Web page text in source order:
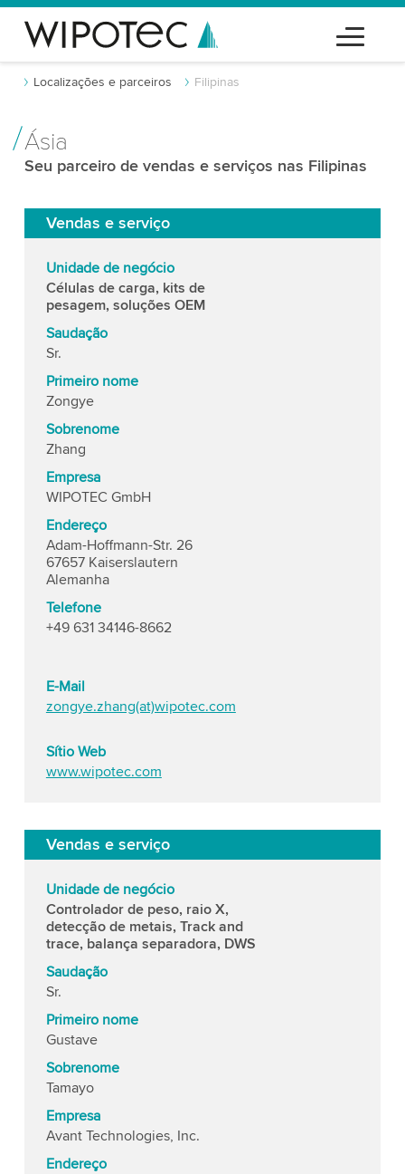
Localizações e parceiros Filipinas
Ásia
Seu parceiro de vendas e serviços nas Filipinas
Vendas e serviço
Unidade de negócio
Células de carga, kits de
pesagem, soluções OEM
Saudação
Sr.
Primeiro nome
Zongye
Sobrenome
Zhang
Empresa
WIPOTEC GmbH
Endereço
Adam-Hoffmann-Str. 26
67657 Kaiserslautern
Alemanha
Telefone
+49 631 34146-8662
E-Mail
zongye.zhang(at)wipotec.com
Sítio Web
www.wipotec.com
Vendas e serviço
Unidade de negócio
Controlador de peso, raio X,
detecção de metais, Track and
trace, balança separadora, DWS
Saudação
Sr.
Primeiro nome
Gustave
Sobrenome
Tamayo
Empresa
Avant Technologies, Inc.
Endereço